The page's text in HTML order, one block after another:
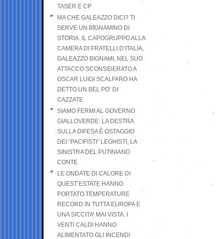
TASER E CP
MA CHE GALEAZZO DICI? TI
SERVE UN BIGNAMINO DI
STORIA. IL CAPOGRUPPO ALLA
CAMERA DI FRATELLI D’ITALIA,
GALEAZZO BIGNAMI, NEL SUO
ATTACCO SCONSIDERATO A
OSCAR LUIGI SCALFARO HA
DETTO UN BEL PO’ DI
CAZZATE
SIAMO FERMI AL GOVERNO
GIALLOVERDE: LA DESTRA
SULLA DIFESA È OSTAGGIO
DEI “PACIFISTI” LEGHISTI, LA
SINISTRA DEL PUTINIANO
CONTE
LE ONDATE DI CALORE DI
QUEST’ESTATE HANNO
PORTATO TEMPERATURE
RECORD IN TUTTA EUROPA E
UNA SICCITA’ MAI VISTA. I
VENTI CALDI HANNO
ALIMENTATO GLI INCENDI